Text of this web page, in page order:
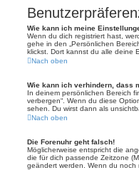
Wie kann ich meine
Wenn du dich registriert hast,
gehe in den „Persönlichen
klickst. Dort kannst du alle deine
Nach oben
Wie kann ich verhindern, dass
In deinem persönlichen Bereich
verbergen“. Wenn du diese
sehen. Du wirst dann als
Nach oben
Die Forenuhr geht falsch!
Möglicherweise entspricht die
die für dich passende Zeitzone
geändert werden. Wenn du noch